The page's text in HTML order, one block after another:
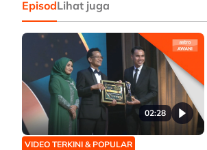
EpisodLihat juga
02:28
VIDEO TERKINI & POPULAR